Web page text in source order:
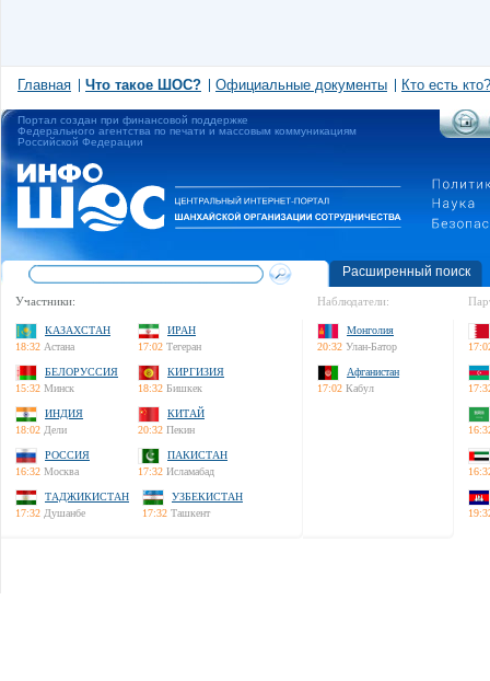
Главная Что такое ШОС? Официальные документы Кто есть кто?
Портал создан при финансовой поддержке
Федерального агентства по печати и массовым коммуникациям
Российской Федерации
Расширенный поиск
Участники:
КАЗАХСТАН
18:32 Астана
ИРАН
17:02 Тегеран
БЕЛОРУССИЯ
15:32 Минск
КИРГИЗИЯ
18:32 Бишкек
ИНДИЯ
18:02 Дели
КИТАЙ
20:32 Пекин
РОССИЯ
16:32 Москва
ПАКИСТАН
17:32 Исламабад
ТАДЖИКИСТАН
17:32 Душанбе
УЗБЕКИСТАН
17:32 Ташкент
Наблюдатели:
Монголия
20:32 Улан-Батор
Афганистан
17:02 Кабул